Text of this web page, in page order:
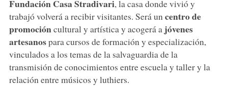
Fundación Casa Stradivari, la casa donde vivió y
trabajó volverá a recibir visitantes. Será uncentro de
promocióncultural y artística y acogerá ajóvenes
artesanospara cursos de formación y especialización,
vinculados a los temas de la salvaguardia de la
transmisión de conocimientos entre escuela y taller y la
relación entre músicos y luthiers.